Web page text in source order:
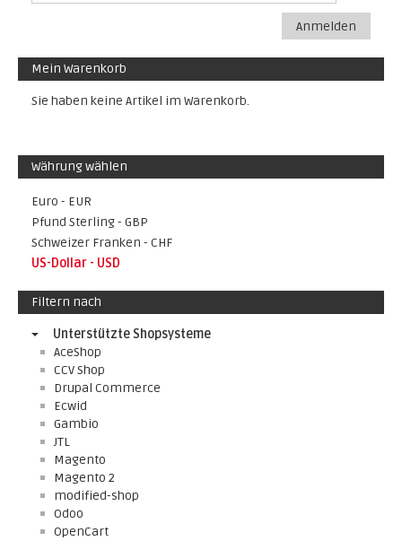
Anmelden
Mein Warenkorb
Sie haben keine Artikel im Warenkorb.
Währung wählen
Euro - EUR
Pfund Sterling - GBP
Schweizer Franken - CHF
US-Dollar - USD
Filtern nach
Unterstützte Shopsysteme
AceShop
CCV Shop
Drupal Commerce
Ecwid
Gambio
JTL
Magento
Magento 2
modified-shop
Odoo
OpenCart